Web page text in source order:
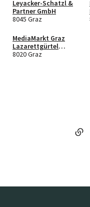
Leyacker-Schatzl &
Partner GmbH
8045 Graz
MediaMarkt Graz
Lazarettgürtel
GmbH
8020 Graz